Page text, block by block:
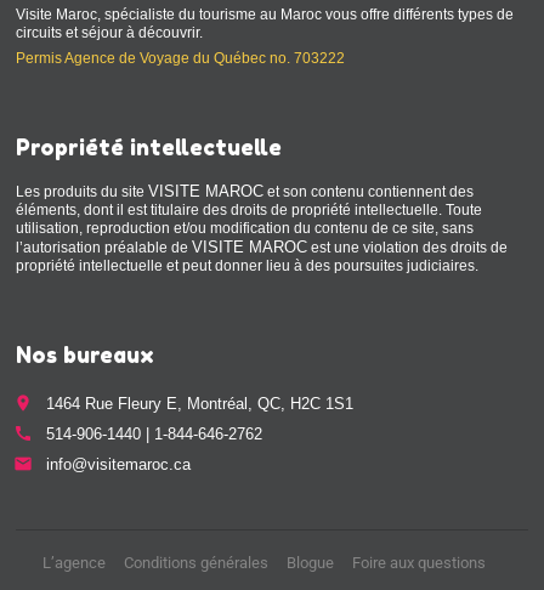
Visite Maroc, spécialiste du tourisme au Maroc vous offre différents types de
circuits et séjour à découvrir.
Permis Agence de Voyage du Québec no. 703222
Propriété intellectuelle
Les produits du siteVISITE MAROC et son contenu contiennent des
éléments, dont il est titulaire des droits de propriété intellectuelle. Toute
utilisation, reproduction et/ou modification du contenu de ce site, sans
l’autorisation préalable deVISITE MAROC est une violation des droits de
propriété intellectuelle et peut donner lieu à des poursuites judiciaires.
Nos bureaux
place 1464 Rue Fleury E, Montréal, QC, H2C 1S1
call 514-906-1440 | 1-844-646-2762
email info@visitemaroc.ca
L’agence Conditions générales Blogue
Foire aux questions